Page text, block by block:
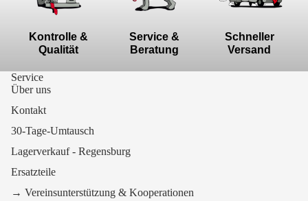
Kontrolle &
Qualität
Service &
Beratung
Schneller
Versand
Service
Über uns
Kontakt
30-Tage-Umtausch
Lagerverkauf - Regensburg
Ersatzteile
→ Vereinsunterstützung & Kooperationen